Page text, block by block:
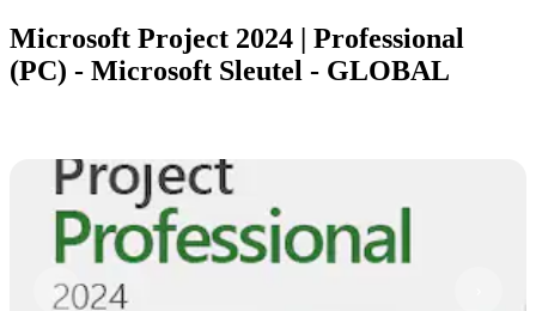
Microsoft Project 2024 | Professional
(PC) - Microsoft Sleutel - GLOBAL